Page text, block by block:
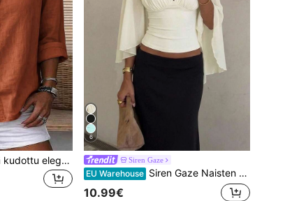
Zayélia Naisten sileä kudottu elegantti ja yksinkertainen rento kesäpaita, työpaita
6
Siren Gaze
EU Warehouse Siren Gaze Naisten yksivärinen syvällä V-kaula-aukolla varustettu laskostettu rento monikäyttöinen arkipäivän puseropaita
10.99€